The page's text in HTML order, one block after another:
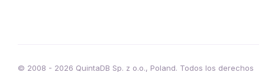
© 2008 - 2026 QuintaDB Sp. z o.o., Poland. Todos los derechos